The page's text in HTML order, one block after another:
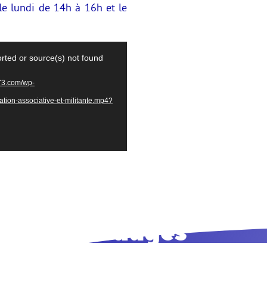
lundi de 14h à 16h et le
or source(s) not found
wp-
associative-et-militante.mp4?
dans les Bauges